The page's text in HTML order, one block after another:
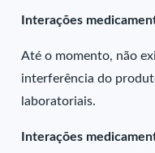
Interações
Até o momento, não
interferência do
laboratoriais.
Interações